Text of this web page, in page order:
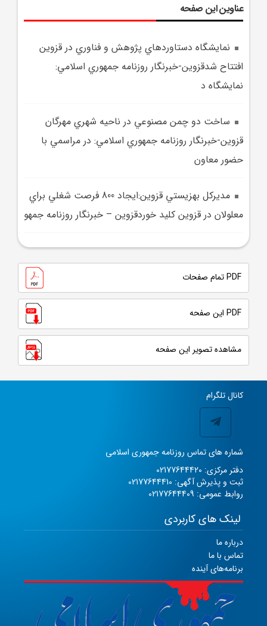
عناوین این صفحه
نمايشگاه دستاوردهاي پژوهش و فناوري در قزوين
افتتاح شدقزوين-خبرنگار روزنامه جمهوري اسلامي:
نمايشگاه د
ساخت دو چمن مصنوعي در ناحيه شهري مهرگان
قزوين-خبرنگار روزنامه جمهوري اسلامي: در مراسمي با
حضور معاون
مديرکل بهزيستي قزوين:ايجاد 800 فرصت شغلي براي
معلولان در قزوين کليد خوردقزوين – خبرنگار روزنامه جمهو
PDF تمام صفحات
PDF این صفحه
مشاهده تصویر این صفحه
کانال تلگرام
شماره های تماس روزنامه جمهوری اسلامی
دفتر مرکزی: 02177644420
ثبت و پذیرش آگهی: 02177644410
روابط عمومی: 02177644409
لینک های کاربردی
درباره ما
تماس با ما
برنامه‌های آینده